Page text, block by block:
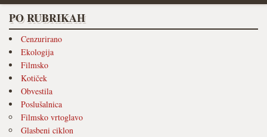
PO RUBRIKAH
Cenzurirano
Ekologija
Filmsko
Kotiček
Obvestila
Poslušalnica
Filmsko vrtoglavo
Glasbeni ciklon